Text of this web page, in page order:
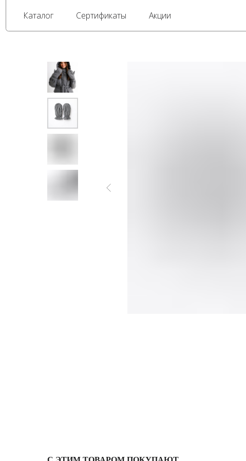
Каталог Сертификаты Акции